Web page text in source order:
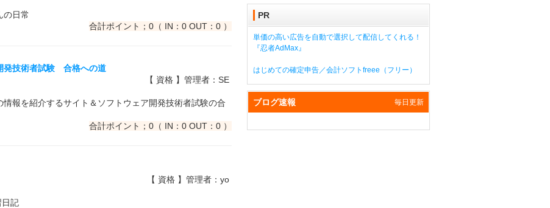
の日常
合計ポイント；0（ IN：0 OUT：0 ）
発技術者試験 合格への道
【 資格 】管理者：SE
報を紹介するサイト＆ソフトウェア開発技術者試験の合
合計ポイント；0（ IN：0 OUT：0 ）
【 資格 】管理者：yo
日記
PR
単価の高い広告を自動で選択して配信してくれる！
『忍者AdMax』
はじめての確定申告／会計ソフトfreee（フリー）
毎日更新
ブログ速報